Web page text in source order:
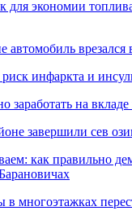
для экономии
врезался
инфаркта и
заработать на
завершили сев
как правильно
многоэтажках